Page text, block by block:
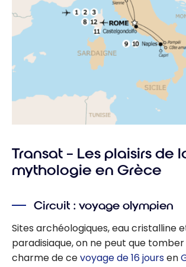
Transat – Les plaisirs de
mythologie en Grèce
Circuit : voyage olympien
Sites archéologiques, eau cristalline
paradisiaque, on ne peut que tomber
charme de cevoyage de 16 joursen